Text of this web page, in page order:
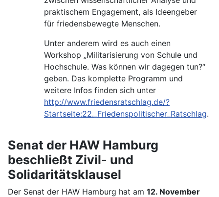
praktischem Engagement, als Ideengeber
für friedensbewegte Menschen.
Unter anderem wird es auch einen
Workshop „Militarisierung von Schule und
Hochschule. Was können wir dagegen tun?“
geben. Das komplette Programm und
weitere Infos finden sich unter
http://www.friedensratschlag.de/?
Startseite:22._Friedenspolitischer_Ratschlag.
Senat der HAW Hamburg
beschließt Zivil- und
Solidaritätsklausel
Der Senat der HAW Hamburg hat am 12. November